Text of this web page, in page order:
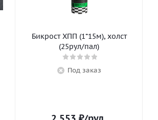
Бикрост ХПП (1*15м), холст
(25рул/пал)
Под заказ